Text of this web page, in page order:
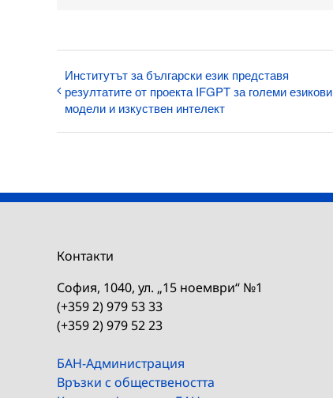
Институтът за български език представя
резултатите от проекта IFGPT за големи езикови
модели и изкуствен интелект
Контакти
София, 1040, ул. „15 ноември“ №1
(+359 2) 979 53 33
(+359 2) 979 52 23
БАН-Администрация
Връзки с обществеността